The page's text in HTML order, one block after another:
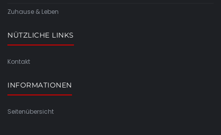
Zuhause & Leben
NÜTZLICHE LINKS
Kontakt
INFORMATIONEN
Seitenübersicht